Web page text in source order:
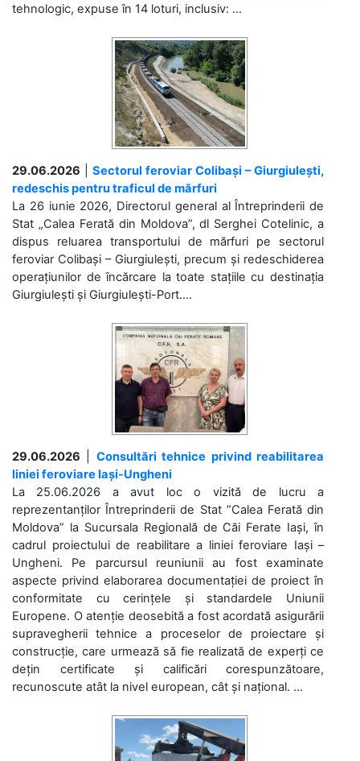
tehnologic, expuse în 14 loturi, inclusiv: ...
29.06.2026
Sectorul feroviar Colibași – Giurgiulești,
redeschis pentru traficul de mărfuri
La 26 iunie 2026, Directorul general al Întreprinderii de
Stat „Calea Ferată din Moldova”, dl Serghei Cotelinic, a
dispus reluarea transportului de mărfuri pe sectorul
feroviar Colibași – Giurgiulești, precum și redeschiderea
operațiunilor de încărcare la toate stațiile cu destinația
Giurgiulești și Giurgiulești-Port....
29.06.2026
Consultări tehnice privind reabilitarea
liniei feroviare Iași-Ungheni
La 25.06.2026 a avut loc o vizită de lucru a
reprezentanților Întreprinderii de Stat ”Calea Ferată din
Moldova” la Sucursala Regională de Căi Ferate Iași, în
cadrul proiectului de reabilitare a liniei feroviare Iași –
Ungheni. Pe parcursul reuniunii au fost examinate
aspecte privind elaborarea documentației de proiect în
conformitate cu cerințele și standardele Uniunii
Europene. O atenție deosebită a fost acordată asigurării
supravegherii tehnice a proceselor de proiectare și
construcție, care urmează să fie realizată de experți ce
dețin certificate și calificări corespunzătoare,
recunoscute atât la nivel european, cât și național. ...